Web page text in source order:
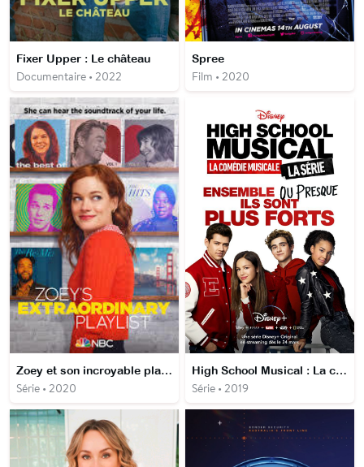
Fixer Upper : Le château
Documentaire • 2022
Spree
Film • 2020
Zoey et son incroyable playlist
Série • 2020
High School Musical : La comédie musicale : La série
Série • 2019